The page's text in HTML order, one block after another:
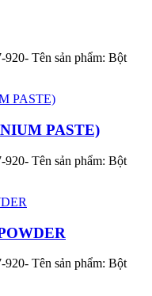
Tên sản phẩm: Bột
PASTE)
Tên sản phẩm: Bột
Tên sản phẩm: Bột